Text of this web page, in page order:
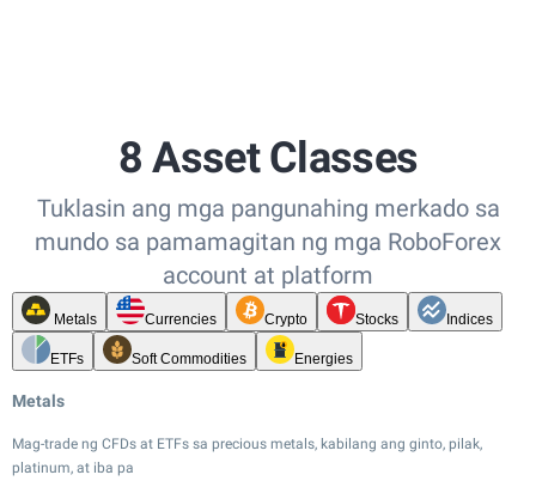
8 Asset Classes
Tuklasin ang mga pangunahing merkado sa
mundo sa pamamagitan ng mga RoboForex
account at platform
Metals Currencies Crypto Stocks Indices
ETFs Soft Commodities Energies
Metals
Mag-trade ng CFDs at ETFs sa precious metals, kabilang ang ginto, pilak,
platinum, at iba pa